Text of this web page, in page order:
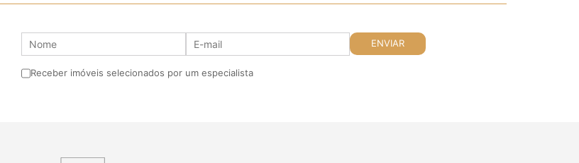
Receber imóveis selecionados por um especialista